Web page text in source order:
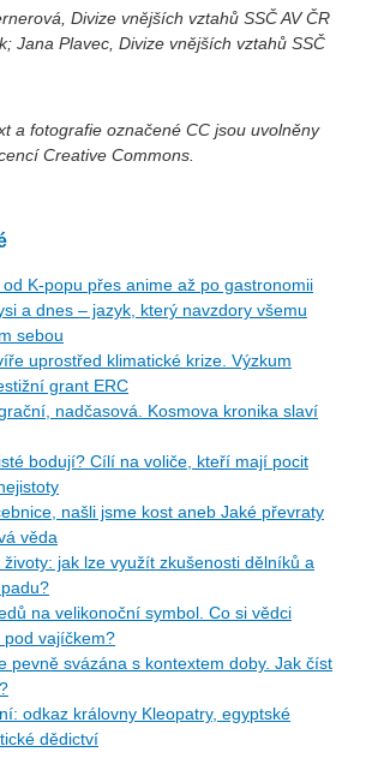
Divize vnějších vztahů SSČ AV ČR
Jana Plavec, Divize vnějších vztahů SSČ
a fotografie označené CC jsou uvolněny
Creative Commons.
od K-popu přes anime až po gastronomii
a dnes – jazyk, který navzdory všemu
sebou
uprostřed klimatické krize. Výzkum
grant ERC
nadčasová. Kosmova kronika slaví
bodují? Cílí na voliče, kteří mají pocit
našli jsme kost aneb Jaké převraty
věda
životy: jak lze využít zkušenosti dělníků a
na velikonoční symbol. Co si vědci
pod vajíčkem?
pevně svázána s kontextem doby. Jak číst
odkaz královny Kleopatry, egyptské
dědictví